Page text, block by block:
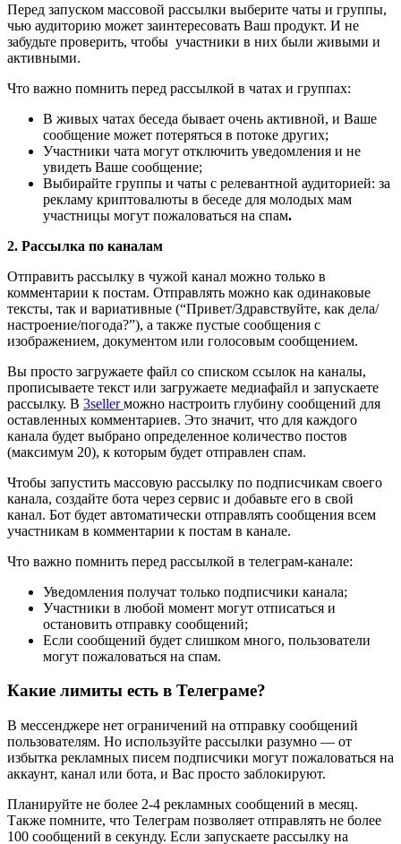
Перед запуском массовой рассылки выберите чаты и группы,
чью аудиторию может заинтересовать Ваш продукт. И не
забудьте проверить, чтобы участники в них были живыми и
активными.
Что важно помнить перед рассылкой в чатах и группах:
В живых чатах беседа бывает очень активной, и Ваше
сообщение может потеряться в потоке других;
Участники чата могут отключить уведомления и не
увидеть Ваше сообщение;
Выбирайте группы и чаты с релевантной аудиторией: за
рекламу криптовалюты в беседе для молодых мам
участницы могут пожаловаться на спам.
2. Рассылка по каналам
Отправить рассылку в чужой канал можно только в
комментарии к постам. Отправлять можно как одинаковые
тексты, так и вариативные (“Привет/Здравствуйте, как дела/
настроение/погода?”), а также пустые сообщения с
изображением, документом или голосовым сообщением.
Вы просто загружаете файл со списком ссылок на каналы,
прописываете текст или загружаете медиафайл и запускаете
рассылку. В 3sellerможно настроить глубину сообщений для
оставленных комментариев. Это значит, что для каждого
канала будет выбрано определенное количество постов
(максимум 20), к которым будет отправлен спам.
Чтобы запустить массовую рассылку по подписчикам своего
канала, создайте бота через сервис и добавьте его в свой
канал. Бот будет автоматически отправлять сообщения всем
участникам в комментарии к постам в канале.
Что важно помнить перед рассылкой в телеграм-канале:
Уведомления получат только подписчики канала;
Участники в любой момент могут отписаться и
остановить отправку сообщений;
Если сообщений будет слишком много, пользователи
могут пожаловаться на спам.
Какие лимиты есть в Телеграме?
В мессенджере нет ограничений на отправку сообщений
пользователям. Но используйте рассылки разумно — от
избытка рекламных писем подписчики могут пожаловаться на
аккаунт, канал или бота, и Вас просто заблокируют.
Планируйте не более 2-4 рекламных сообщений в месяц.
Также помните, что Телеграм позволяет отправлять не более
100 сообщений в секунду. Если запускаете рассылку на